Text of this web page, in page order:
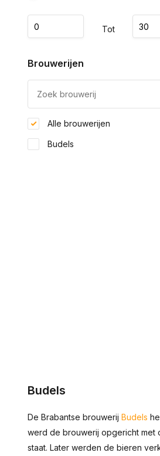
Tot
Brouwerijen
Alle brouwerijen
Budels
Budels
De Brabantse brouwerij Budels
werd de brouwerij opgericht met
staat. Later werden de bieren